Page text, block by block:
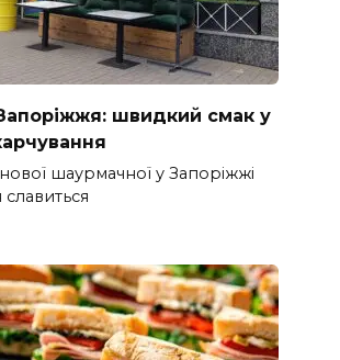
швидкий смак у
шаурмачної у Запоріжжі